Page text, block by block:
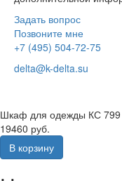
Задать вопрос
Позвоните мне
+7 (495) 504-72-75
delta@k-delta.su
Шкаф для одежды КС 799
19460 руб.
В корзину